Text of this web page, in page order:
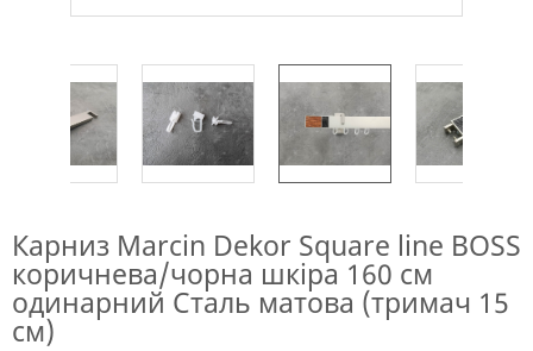
Карниз Marcin Dekor Square line BOSS
коричнева/чорна шкіра 160 см
одинарний Сталь матова (тримач 15
см)